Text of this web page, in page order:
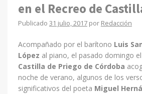
en el Recreo de
Publicado 31 julio, 2017por Redacción
Acompañado por el barítono Luis
López al piano, el pasado domingo el
Castilla de Priego de Córdoba
noche de verano, algunos de los
significativos del poeta Miguel